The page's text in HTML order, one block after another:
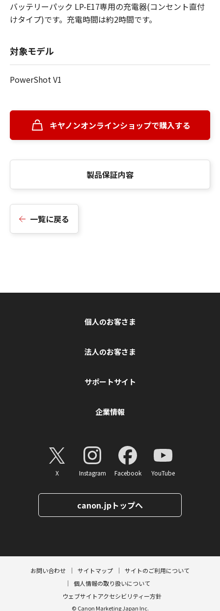
バッテリーパック LP-E17専用の充電器(コンセント直付
けタイプ)です。充電時間は約2時間です。
対象モデル
PowerShot V1
キヤノンオンラインショップで購入する
製品保証内容
一覧に戻る
個人のお客さま
法人のお客さま
サポートサイト
企業情報
X Instagram Facebook YouTube
canon.jpトップへ
お問い合わせ サイトマップ
サイトのご利用について
個人情報の取り扱いについて
ウェブサイトアクセシビリティー方針
© Canon Marketing Japan Inc.